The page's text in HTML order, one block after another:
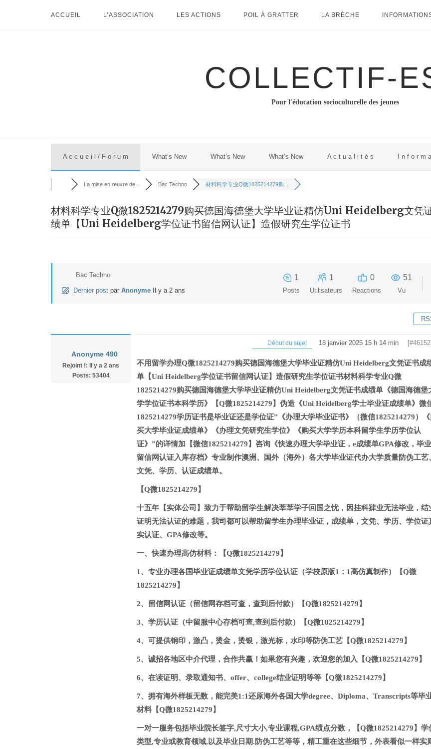
ACCUEIL L’ASSOCIATION LES ACTIONS POIL À GRATTER LA BRÈCHE
COLLECTIF-
Pour l'éducation socioculturelle des jeunes
A c c u e i l / F o r u m What’s New What’s New What’s New A c t u a l i t é s I n f o r m
La mise en œuvre de... Bac Techno 材料科学专业Q微1825214279购...
材料科学专业Q微1825214279购买德国海德堡大学毕业证精仿Uni Heidelberg文凭
绩单【Uni Heidelberg学位证书留信网认证】造假研究生学位证书
Bac Techno
Dernier post par Anonyme Il y a 2 ans
1
Posts
1
Utilisateurs
0
Reactions
51
Vu
Anonyme 490
Rejoint !: Il y a 2 ans
Posts: 53404
Début du sujet 18 janvier 2025 15 h 14 min [#46152]
不用留学办理Q微1825214279购买德国海德堡大学毕业证精仿Uni Heidelberg文凭证书成
单【Uni Heidelberg学位证书留信网认证】造假研究生学位证书材料科学专业Q微
1825214279购买德国海德堡大学毕业证精仿Uni Heidelberg文凭证书成绩单《德国海德堡
学学位证书本科学历》【Q微1825214279】伪造《Uni Heidelberg学士毕业证成绩单》微
1825214279学历证书是毕业证还是学位证”《办理大学毕业证书》（微信1825214279）
买大学毕业证成绩单》《办理文凭研究生学位》《购买大学学历本科留学生学历学位认
证》”的详情加【微信1825214279】咨询《快速办理大学毕业证，e成绩单GPA修改，毕
留信网认证入库存档》专业制作澳洲、国外（海外）各大学毕业证代办大学质量防伪工艺
文凭、学历、认证成绩单。
【Q微1825214279】
十五年【实体公司】致力于帮助留学生解决莘莘学子回国之忧，因挂科肄业无法毕业，结
证明无法认证的难题，我司都可以帮助留学生办理毕业证，成绩单，文凭、学历、学位证
实认证、GPA修改等。
一、快速办理高仿材料：【Q微1825214279】
1、专业办理各国毕业证成绩单文凭学历学位认证（学校原版1：1高仿真制作）【Q微
1825214279】
2、留信网认证（留信网存档可查，查到后付款）【Q微1825214279】
3、学历认证（中留服中心存档可查,查到后付款）【Q微1825214279】
4、可提供钢印，激凸，烫金，烫银，激光标，水印等防伪工艺【Q微1825214279】
5、诚招各地区中介代理，合作共赢！如果您有兴趣，欢迎您的加入【Q微1825214279】
6、在读证明、录取通知书、offer、college结业证明等等【Q微1825214279】
7、拥有海外样板无数，能完美1:1还原海外各国大学degree、Diploma、Transcripts等毕
材料【Q微1825214279】
一对一服务包括毕业院长签字,尺寸大小,专业课程,GPA绩点分数，【Q微1825214279】学
类型,专业或教育领域,以及毕业日期.防伪工艺等等，精工重在这些细节，外表看似一样实